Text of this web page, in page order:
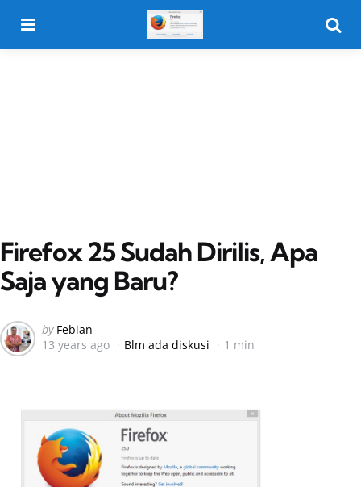
Firefox 25 Sudah Dirilis, Apa
Saja yang Baru?
Posted
by
by Febian
13 years ago
Blm ada diskusi 1 min